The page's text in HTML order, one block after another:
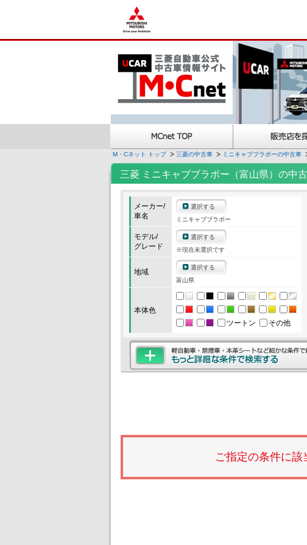
M・Cネット トップ 三菱の中古車 ミニキャブブラボーの中古車
三菱 ミニキャブブラボー（富山県）の中
メーカー/
車名
選択する
ミニキャブブラボー
モデル/
グレード
選択する
※現在未選択です
地域
選択する
富山県
本体色
ツートン
その他
ご指定の条件に該